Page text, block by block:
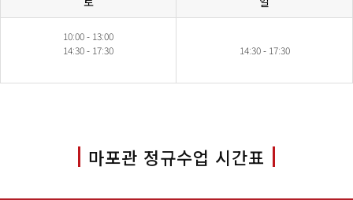
10:00 - 13:00
14:30 - 17:30
14:30 - 17:30
마포관 정규수업 시간표